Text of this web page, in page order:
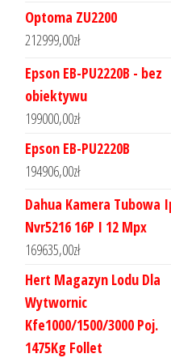
Optoma ZU2200
212999,00zł
Epson EB-PU2220B - bez
obiektywu
199000,00zł
Epson EB-PU2220B
194906,00zł
Dahua Kamera Tubowa
Nvr5216 16P I 12 Mpx
169635,00zł
Hert Magazyn Lodu Dla
Wytwornic
Kfe1000/1500/3000 Poj.
1475Kg Follet